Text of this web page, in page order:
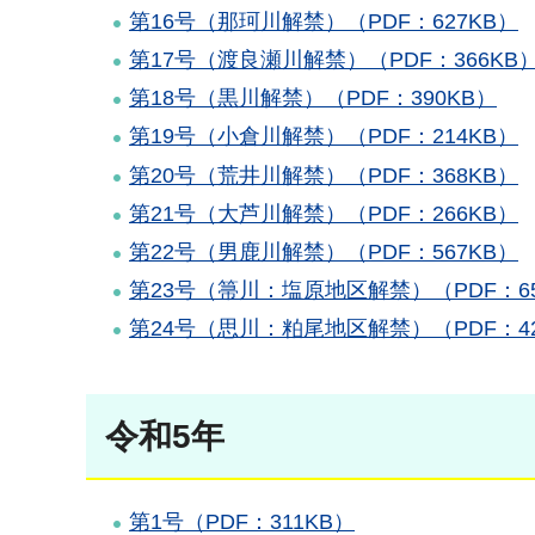
第16号（那珂川解禁）（PDF：627KB）
第17号（渡良瀬川解禁）（PDF：366KB）
第18号（黒川解禁）（PDF：390KB）
第19号（小倉川解禁）（PDF：214KB）
第20号（荒井川解禁）（PDF：368KB）
第21号（大芦川解禁）（PDF：266KB）
第22号（男鹿川解禁）（PDF：567KB）
第23号（箒川：塩原地区解禁）（PDF：
第24号（思川：粕尾地区解禁）（PDF：
令和5年
第1号（PDF：311KB）